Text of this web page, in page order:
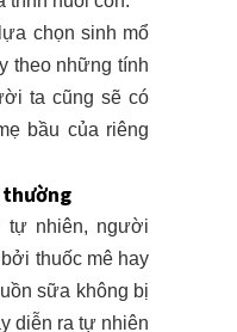
chọn sinh mổ
theo những tính
ta cũng sẽ có
bầu của riêng
thường
tự nhiên, người
thuốc mê hay
sữa không bị
diễn ra tự nhiên